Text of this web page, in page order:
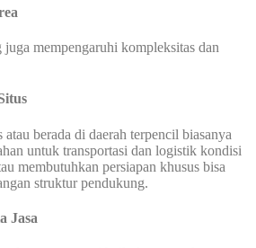
mempengaruhi kompleksitas dan
berada di daerah terpencil biasanya
untuk transportasi dan logistik kondisi
membutuhkan persiapan khusus bisa
struktur pendukung.
Jasa